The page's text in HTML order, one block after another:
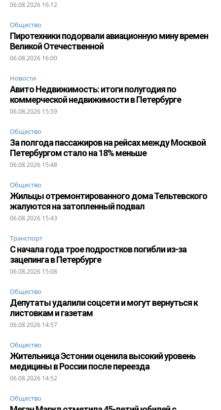
06.08.2026 16:12
Общество
Пиротехники подорвали авиационную мину времен
Великой Отечественной
06.08.2026 16:00
Новости
Авито Недвижимость: итоги полугодия по
коммерческой недвижимости в Петербурге
06.08.2026 15:59
Общество
За полгода пассажиров на рейсах между Москвой
Петербургом стало на 18% меньше
06.08.2026 15:48
Общество
Жильцы отремонтированного дома Тельтевского
жалуются на затопленный подвал
06.08.2026 15:43
Транспорт
С начала года трое подростков погибли из-за
зацепинга в Петербурге
06.08.2026 15:08
Общество
Депутаты удалили соцсети и могут вернуться к
листовкам и газетам
06.08.2026 14:57
Общество
Жительница Эстонии оценила высокий уровень
медицины в России после переезда
06.08.2026 14:52
Общество